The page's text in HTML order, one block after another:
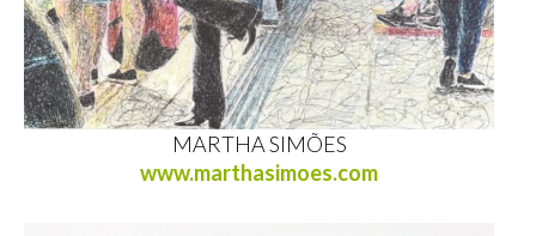
MARTHA SIMÕES
www.marthasimoes.com